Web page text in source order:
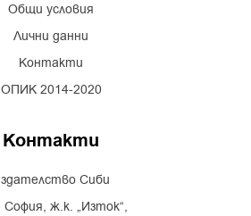
Общи условия
Лични данни
Контакти
ОПИК 2014-2020
Контакти
Сиби
София, ж.к. „Изток“,